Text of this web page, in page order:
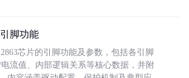
脚功能
芯片的引脚功能及参数，包括各引脚
流值、内部逻辑关系等核心数据，并附